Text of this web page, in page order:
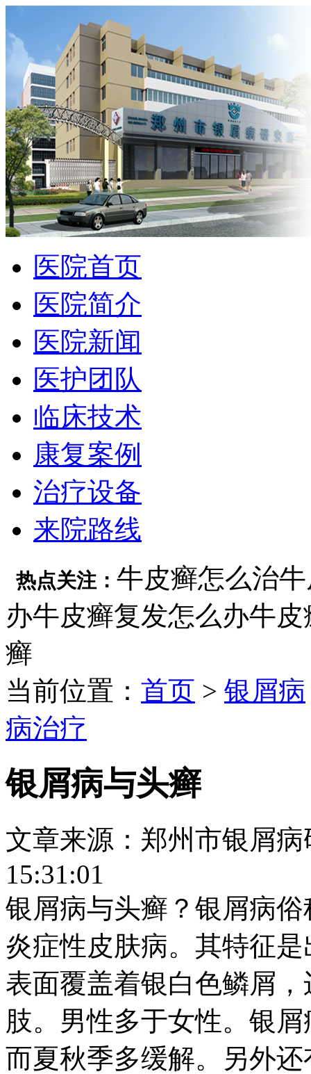
医院首页
医院简介
医院新闻
医护团队
临床技术
康复案例
治疗设备
来院路线
热点关注： 牛皮癣怎么治
办牛皮癣复发怎么办牛皮
癣
当前位置： 首页 > 银屑病
病治疗
银屑病与头癣
文章来源：郑州市银屑
15:31:01
银屑病与头癣？银屑病
炎症性皮肤病。其特征
表面覆盖着银白色鳞屑
肢。男性多于女性。银
而夏秋季多缓解。另外